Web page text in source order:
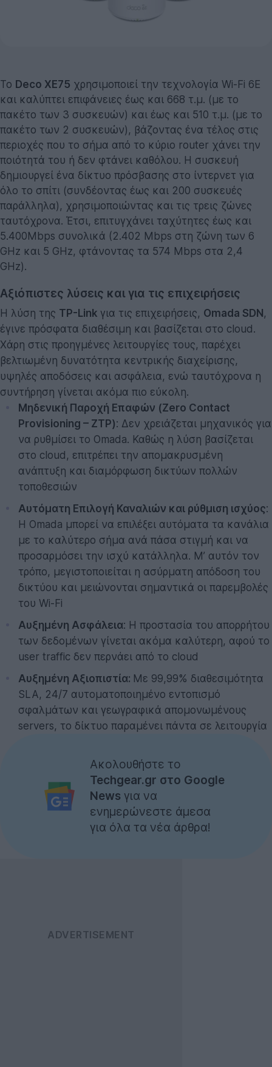
Το Deco XE75 χρησιμοποιεί την τεχνολογία Wi-Fi 6E
και καλύπτει επιφάνειες έως και 668 τ.μ. (με το
πακέτο των 3 συσκευών) και έως και 510 τ.μ. (με το
πακέτο των 2 συσκευών), βάζοντας ένα τέλος στις
περιοχές που το σήμα από το κύριο router χάνει την
ποιότητά του ή δεν φτάνει καθόλου. Η συσκευή
δημιουργεί ένα δίκτυο πρόσβασης στο ίντερνετ για
όλο το σπίτι (συνδέοντας έως και 200 συσκευές
παράλληλα), χρησιμοποιώντας και τις τρεις ζώνες
ταυτόχρονα. Έτσι, επιτυγχάνει ταχύτητες έως και
5.400Mbps συνολικά (2.402 Mbps στη ζώνη των 6
GHz και 5 GHz, φτάνοντας τα 574 Mbps στα 2,4
GHz).
Αξιόπιστες λύσεις και για τις επιχειρήσεις
Η λύση της TP-Link για τις επιχειρήσεις, Omada SDN,
έγινε πρόσφατα διαθέσιμη και βασίζεται στο cloud.
Χάρη στις προηγμένες λειτουργίες τους, παρέχει
βελτιωμένη δυνατότητα κεντρικής διαχείρισης,
υψηλές αποδόσεις και ασφάλεια, ενώ ταυτόχρονα η
συντήρηση γίνεται ακόμα πιο εύκολη.
Μηδενική Παροχή Επαφών (Zero Contact
Provisioning – ZTP): Δεν χρειάζεται μηχανικός για
να ρυθμίσει το Omada. Καθώς η λύση βασίζεται
στο cloud, επιτρέπει την απομακρυσμένη
ανάπτυξη και διαμόρφωση δικτύων πολλών
τοποθεσιών
Αυτόματη Επιλογή Καναλιών και ρύθμιση ισχύος:
Η Omada μπορεί να επιλέξει αυτόματα τα κανάλια
με το καλύτερο σήμα ανά πάσα στιγμή και να
προσαρμόσει την ισχύ κατάλληλα. Μ’ αυτόν τον
τρόπο, μεγιστοποιείται η ασύρματη απόδοση του
δικτύου και μειώνονται σημαντικά οι παρεμβολές
του Wi-Fi
Αυξημένη Ασφάλεια: Η προστασία του απορρήτου
των δεδομένων γίνεται ακόμα καλύτερη, αφού το
user traffic δεν περνάει από το cloud
Αυξημένη Αξιοπιστία: Με 99,99% διαθεσιμότητα
SLA, 24/7 αυτοματοποιημένο εντοπισμό
σφαλμάτων και γεωγραφικά απομονωμένους
servers, το δίκτυο παραμένει πάντα σε λειτουργία
Ακολουθήστε το
Techgear.gr στο Google
News για να
ενημερώνεστε άμεσα
για όλα τα νέα άρθρα!